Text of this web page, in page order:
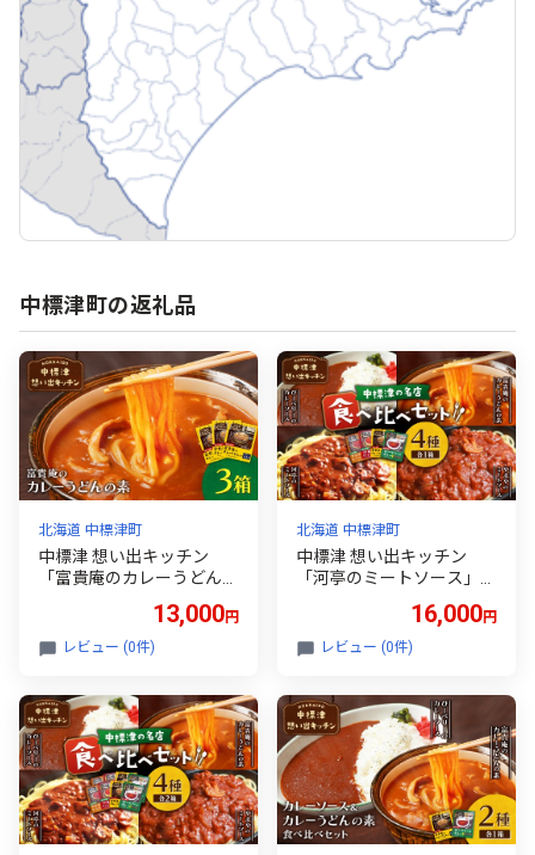
中標津町の返礼品
北海道 中標津町
中標津 想い出キッチン
「富貴庵のカレーうどんの
ふるさと納税 北海道 中標
津 カレー うどん ソース レ
ンストップ マイページ な
かしべつ観光協会 中標津
町【32046】
13,000円
レビュー (0件)
北海道 中標津町
中標津 想い出キッチン
「河亭のミートソース」
「ぴーべりーのカレーソー
ス」「富貴庵のカレーうど
納税 北海道 中標津 カレー
うどん ミート ソース レト
ルト パック 時短 料理 お
取り寄せ 河亭 やまや ぴ
ーべりー 富貴庵 そば店 お
取り寄せ ワンストップ マ
イページ なかしべつ観光
16,000円
レビュー (0件)